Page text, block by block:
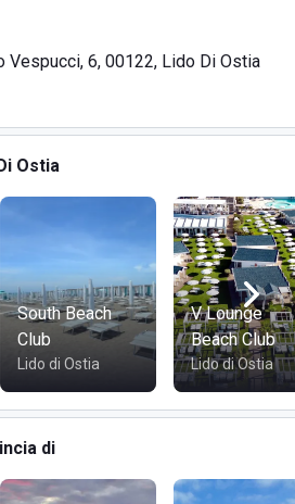
di offerte proposte non poteva
Sporting Beach, questo
le pietanze fatte
direttamente sul mare.
Vespucci, 6, 00122, Lido Di Ostia
Ostia
South Beach
Club
Lido di Ostia
V Lounge
Beach Club
Lido di Ostia
di